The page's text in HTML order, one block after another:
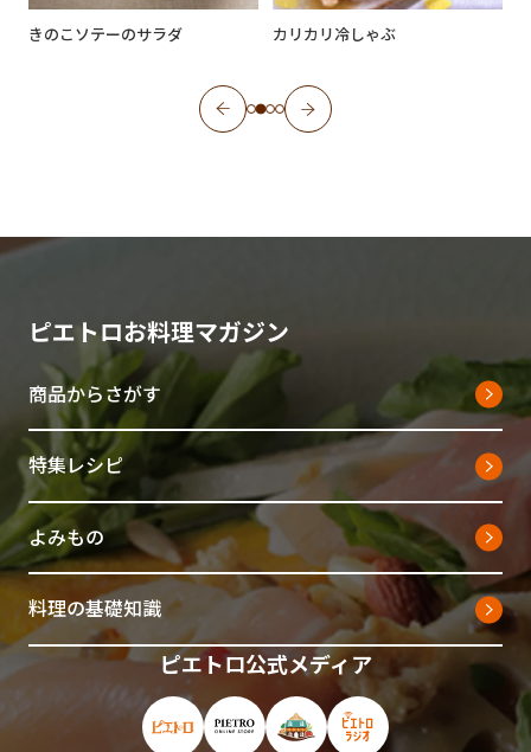
きのこソテーのサラダ カリカリ冷しゃぶ
ピエトロお料理マガジン
商品からさがす
特集レシピ
よみもの
料理の基礎知識
ピエトロ公式メディア
ピエトロ公式サイト（新しいウィンドウで
ピエトロオンラインストア（新しい
ピエトロホームタウン（新
ピエトロラジオ（新